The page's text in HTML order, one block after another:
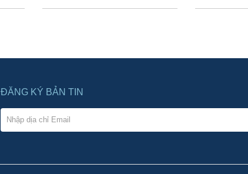
ĐĂNG KÝ BẢN TIN